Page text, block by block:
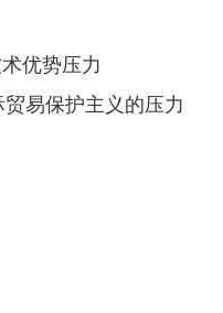
优势压力
贸易保护主义的压力